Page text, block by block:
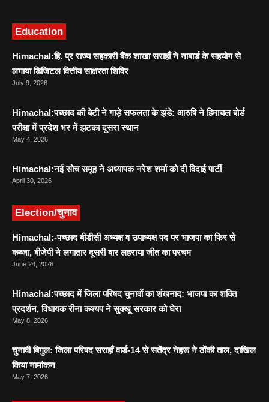
Education
Himachal:हि. प्र राज्य सहकारी बैंक शाखा सराहाँ ने नाबार्ड के सहयोग से
लगाया डिजिटल वित्तीय साक्षरता शिविर
July 9, 2026
Himachal:पच्छाद की बेटी ने गाड़े सफलता के झंडे: आरुषि ने हिमाचल बोर्ड
परीक्षा में प्रदेश भर में झटका दूसरा स्थान
May 4, 2026
Himachal:नई सोच समूह ने अध्यापक नरेश शर्मा को दी विदाई पार्टी
April 30, 2026
Election/चुनाव
Himachal:-पच्छाद बीडीसी अध्यक्ष व उपाध्यक्ष पद पर भाजपा का फिर से
कब्जा, बीजेपी ने लगातार दूसरी बार लहराया जीत का परचम
June 24, 2026
Himachal:पच्छाद में जिला परिषद चुनावों का शंखनाद: भाजपा का शक्ति
प्रदर्शन, विधायक रीना कश्यप ने सुक्खू सरकार को घेरा
May 8, 2026
चुनावी बिगुल: जिला परिषद सराहाँ वार्ड-14 से सतेंद्र नेहरू ने ठोंकी ताल, दाखिल
किया नामांकन
May 7, 2026